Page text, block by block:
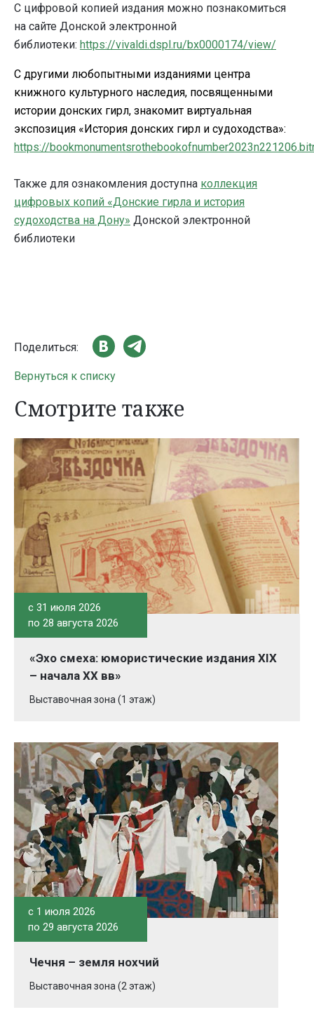
С цифровой копией издания можно познакомиться
на сайте Донской электронной
библиотеки: https://vivaldi.dspl.ru/bx0000174/view/
С другими любопытными изданиями центра
книжного культурного наследия, посвященными
истории донских гирл, знакомит виртуальная
экспозиция «История донских гирл и судоходства»:
https://
Также для ознакомления доступна коллекция
цифровых копий «Донские гирла и история
судоходства на Дону» Донской электронной
библиотеки
Поделиться:
Вернуться к списку
Смотрите также
c 31 июля 2026
по 28 августа 2026
«Эхо смеха: юмористические издания XIX
– начала XX вв»
Выставочная зона (1 этаж)
c 1 июля 2026
по 29 августа 2026
Чечня – земля нохчий
Выставочная зона (2 этаж)